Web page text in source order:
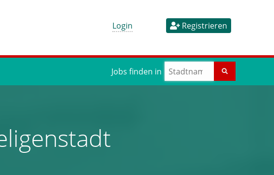
Login Registrieren
Jobs finden in